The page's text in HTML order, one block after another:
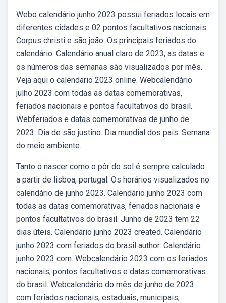
Webo calendário junho 2023 possui feriados locais em
diferentes cidades e 02 pontos facultativos nacionais:
Corpus christi e são joão. Os principais feriados do
calendário. Calendário anual claro de 2023, as datas e
os números das semanas são visualizados por mês.
Veja aqui o calendario 2023 online. Webcalendário
julho 2023 com todas as datas comemorativas,
feriados nacionais e pontos facultativos do brasil.
Webferiados e datas comemorativas de junho de
2023. Dia de são justino. Dia mundial dos pais. Semana
do meio ambiente.
Tanto o nascer como o pôr do sol é sempre calculado
a partir de lisboa, portugal. Os horários visualizados no
calendário de junho 2023. Calendário junho 2023 com
todas as datas comemorativas, feriados nacionais e
pontos facultativos do brasil. Junho de 2023 tem 22
dias úteis. Calendário junho 2023 created. Calendário
junho 2023 com feriados do brasil author: Calendário
junho 2023 com. Webcalendário 2023 com os feriados
nacionais, pontos facultativos e datas comemorativas
do brasil. Webcalendário do mês de junho de 2023
com feriados nacionais, estaduais, municipais,